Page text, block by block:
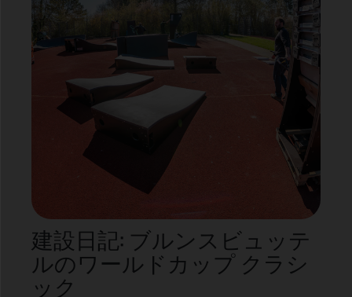
建設日記: ブルンスビュッテ
ルのワールドカップ クラシ
ック